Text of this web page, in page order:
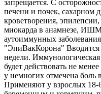
запрещается. С
печени и почек, сахарном
кроветворения,
миокарда в анамнезе,
аутоиммунных
"ЭпиВакКорона" Вводится
недели.
будет действовать не
у немногих отмечена боль
Применяют у взрослых 18-